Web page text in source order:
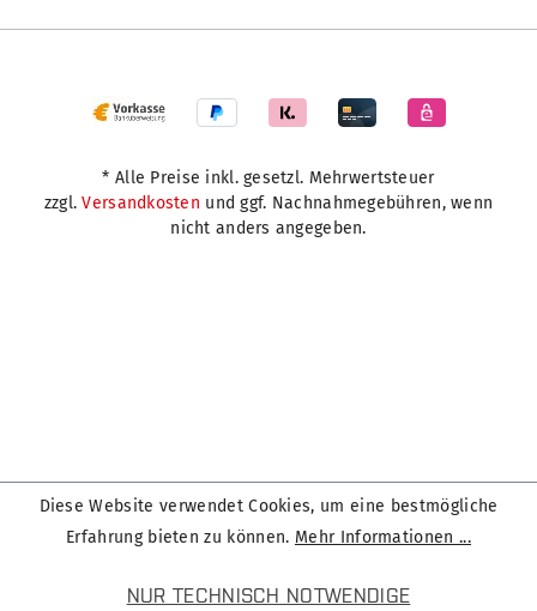
* Alle Preise inkl. gesetzl. Mehrwertsteuer
zzgl.Versandkosten und ggf. Nachnahmegebühren, wenn
nicht anders angegeben.
Diese Website verwendet Cookies, um eine bestmögliche
Erfahrung bieten zu können. Mehr Informationen ...
NUR TECHNISCH NOTWENDIGE